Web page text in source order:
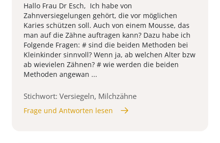
Hallo Frau Dr Esch, Ich habe von
Zahnversiegelungen gehört, die vor möglichen
Karies schützen soll. Auch von einem Mousse, das
man auf die Zähne auftragen kann? Dazu habe ich
Folgende Fragen: # sind die beiden Methoden bei
Kleinkinder sinnvoll? Wenn ja, ab welchen Alter bzw
ab wievielen Zähnen? # wie werden die beiden
Methoden angewan ...
Stichwort: Versiegeln, Milchzähne
Frage und Antworten lesen